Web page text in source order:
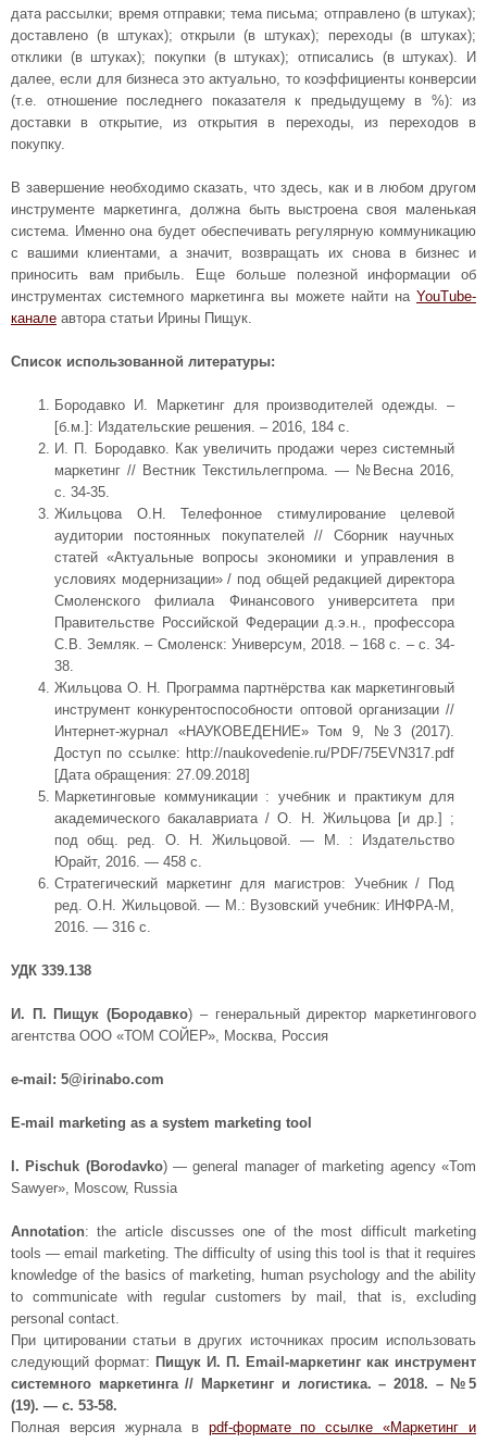
дата рассылки; время отправки; тема письма; отправлено (в штуках);
доставлено (в штуках); открыли (в штуках); переходы (в штуках);
отклики (в штуках); покупки (в штуках); отписались (в штуках). И
далее, если для бизнеса это актуально, то коэффициенты конверсии
(т.е. отношение последнего показателя к предыдущему в %): из
доставки в открытие, из открытия в переходы, из переходов в
покупку.
В завершение необходимо сказать, что здесь, как и в любом другом
инструменте маркетинга, должна быть выстроена своя маленькая
система. Именно она будет обеспечивать регулярную коммуникацию
с вашими клиентами, а значит, возвращать их снова в бизнес и
приносить вам прибыль. Еще больше полезной информации об
инструментах системного маркетинга вы можете найти на YouTube-
канале автора статьи Ирины Пищук.
Список использованной литературы:
Бородавко И. Маркетинг для производителей одежды. –
[б.м.]: Издательские решения. – 2016, 184 с.
И. П. Бородавко. Как увеличить продажи через системный
маркетинг // Вестник Текстильлегпрома. — №Весна 2016,
с. 34-35.
Жильцова О.Н. Телефонное стимулирование целевой
аудитории постоянных покупателей // Сборник научных
статей «Актуальные вопросы экономики и управления в
условиях модернизации» / под общей редакцией директора
Смоленского филиала Финансового университета при
Правительстве Российской Федерации д.э.н., профессора
С.В. Земляк. – Смоленск: Универсум, 2018. – 168 с. – с. 34-
38.
Жильцова О. Н. Программа партнёрства как маркетинговый
инструмент конкурентоспособности оптовой организации //
Интернет-журнал «НАУКОВЕДЕНИЕ» Том 9, №3 (2017).
Доступ по ссылке: http://naukovedenie.ru/PDF/75EVN317.pdf
[Дата обращения: 27.09.2018]
Маркетинговые коммуникации : учебник и практикум для
академического бакалавриата / О. Н. Жильцова [и др.] ;
под общ. ред. О. Н. Жильцовой. — М. : Издательство
Юрайт, 2016. — 458 с.
Стратегический маркетинг для магистров: Учебник / Под
ред. О.Н. Жильцовой. — М.: Вузовский учебник: ИНФРА-М,
2016. — 316 с.
УДК 339.138
И. П. Пищук (Бородавко) – генеральный директор маркетингового
агентства ООО «ТОМ СОЙЕР», Москва, Россия
e-mail: 5@irinabo.com
E-mail marketing as a system marketing tool
I. Pischuk (Borodavko) — general manager of marketing agency «Tom
Sawyer», Moscow, Russia
Annotation: the article discusses one of the most difficult marketing
tools — email marketing. The difficulty of using this tool is that it requires
knowledge of the basics of marketing, human psychology and the ability
to communicate with regular customers by mail, that is, excluding
personal contact.
При цитировании статьи в других источниках просим использовать
следующий формат: Пищук И. П. Email-маркетинг как инструмент
системного маркетинга // Маркетинг и логистика. – 2018. – №5
(19). — с. 53-58.
Полная версия журнала в pdf-формате по ссылке «Маркетинг и